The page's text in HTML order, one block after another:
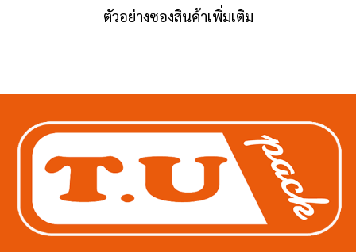
ตัวอย่างซองสินค้าเพิ่มเติม